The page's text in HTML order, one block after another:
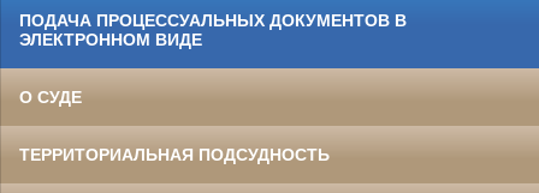
ПОДАЧА ПРОЦЕССУАЛЬНЫХ ДОКУМЕНТОВ В
ЭЛЕКТРОННОМ ВИДЕ
О СУДЕ
ТЕРРИТОРИАЛЬНАЯ ПОДСУДНОСТЬ